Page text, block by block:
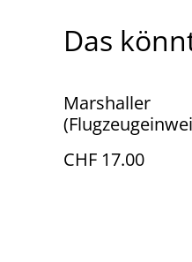
Das
Marshaller
CHF 17.00